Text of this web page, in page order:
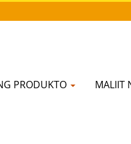
PRODUKTO MALIIT